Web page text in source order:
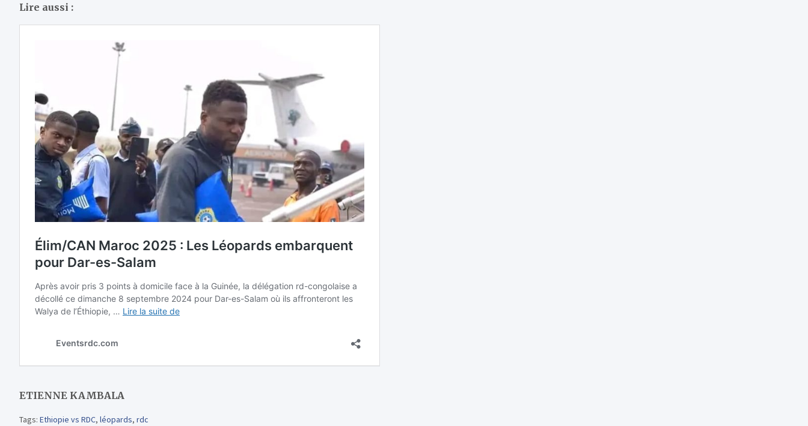
Lire aussi :
ETIENNE KAMBALA
Tags: Ethiopie vs RDC, léopards, rdc